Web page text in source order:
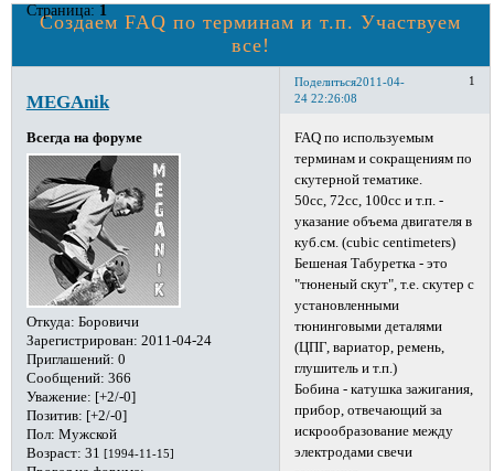
Создаем FAQ по терминам и т.п. Участвуем
все!
Страница:1
Поделиться 1
2011-04-
24 22:26:08
MEGAnik
Всегда на форуме
Откуда: Боровичи
Зарегистрирован: 2011-04-24
Приглашений: 0
Сообщений: 366
Уважение: [+2/-0]
Позитив: [+2/-0]
Пол: Мужской
Возраст: 31 [1994-11-15]
FAQ по используемым
терминам и сокращениям по
скутерной тематике.
50cc, 72cc, 100cc и т.п. -
указание объема двигателя в
куб.см. (cubic centimeters)
Бешеная Табуретка - это
"тюненый скут", т.е. скутер с
установленными
тюнинговыми деталями
(ЦПГ, вариатор, ремень,
глушитель и т.п.)
Бобина - катушка зажигания,
прибор, отвечающий за
искрообразование между
электродами свечи